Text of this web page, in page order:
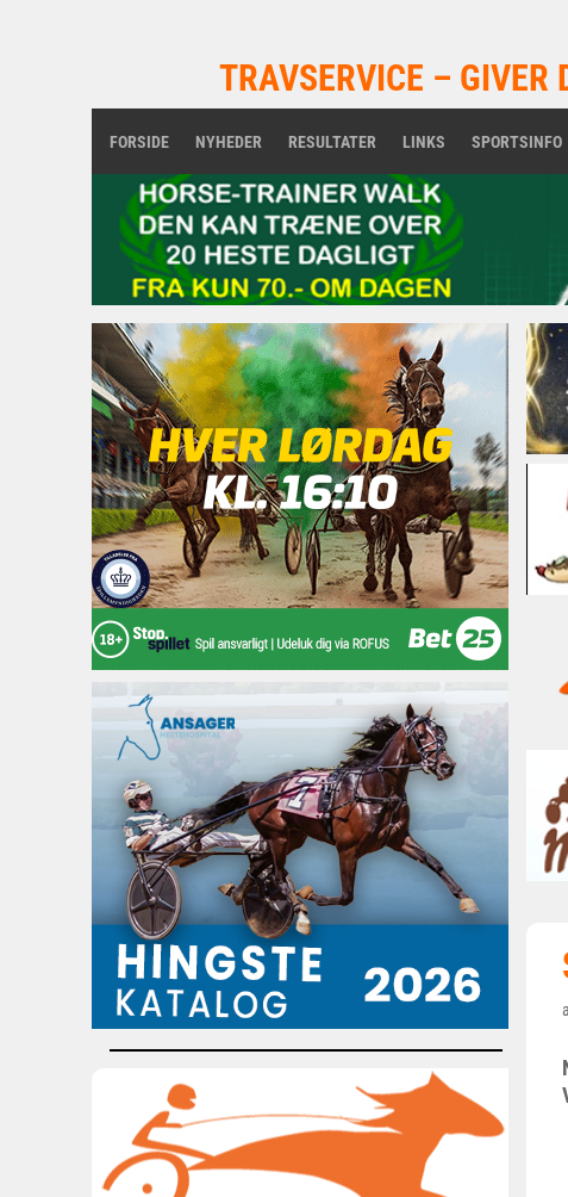
TRAVSERVICE – GIVER
FORSIDE NYHEDER RESULTATER LINKS SPORTSINFO